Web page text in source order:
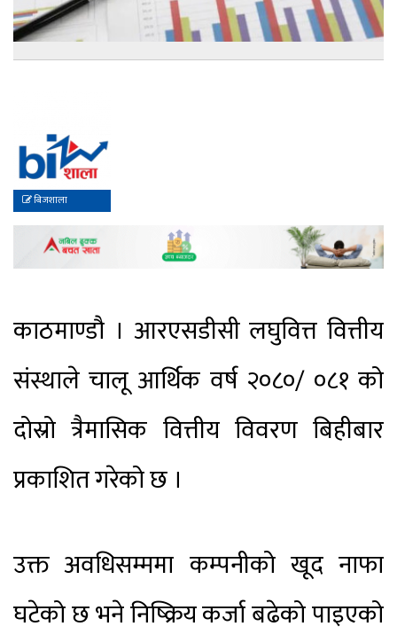
बिजशाला
काठमाण्डौ । आरएसडीसी लघुवित्त वित्तीय
संस्थाले चालू आर्थिक वर्ष २०८०/ ०८१ को
दोस्रो त्रैमासिक वित्तीय विवरण बिहीबार
प्रकाशित गरेको छ ।
उक्त अवधिसम्ममा कम्पनीको खूद नाफा
घटेको छ भने निष्क्रिय कर्जा बढेको पाइएको